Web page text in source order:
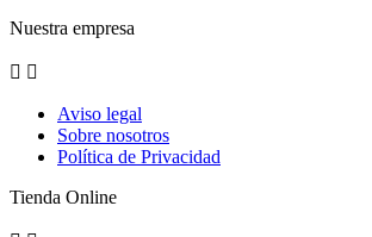
Nuestra empresa
 
Aviso legal
Sobre nosotros
Política de Privacidad
Tienda Online